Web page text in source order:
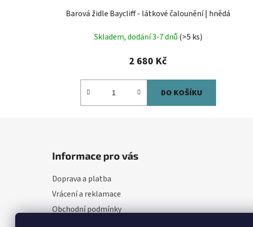
Barová židle Baycliff - látkové čalounění | hnědá
Skladem, dodání 3-7 dnů (>5 ks)
2 680 Kč
DO KOŠÍKU
Informace pro vás
Doprava a platba
Vrácení a reklamace
Obchodní podmínky